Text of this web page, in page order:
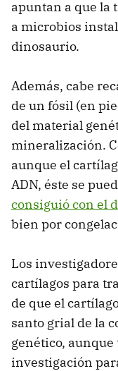
apuntan a que la
a microbios
dinosaurio.
Además, cabe
de un fósil (en
del material
mineralización.
aunque el
ADN, éste se
consiguió con el
bien por
Los
cartílagos para
de que el
santo grial de la
genético,
investigación